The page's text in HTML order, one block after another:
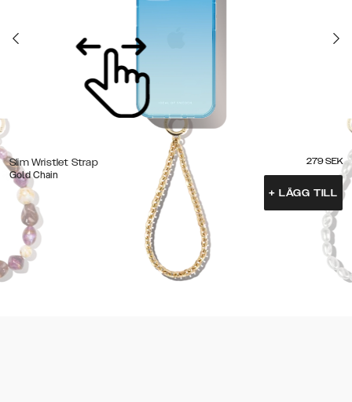
Slim Wristlet Strap
Gold Chain
279 SEK
+ LÄGG TILL